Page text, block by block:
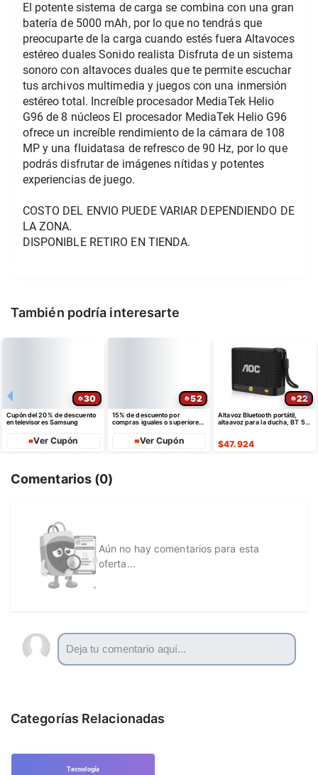
El potente sistema de carga se combina con una gran
batería de 5000 mAh, por lo que no tendrás que
preocuparte de la carga cuando estés fuera Altavoces
estéreo duales Sonido realista Disfruta de un sistema
sonoro con altavoces duales que te permite escuchar
tus archivos multimedia y juegos con una inmersión
estéreo total. Increíble procesador MediaTek Helio
G96 de 8 núcleos El procesador MediaTek Helio G96
ofrece un increíble rendimiento de la cámara de 108
MP y una fluidatasa de refresco de 90 Hz, por lo que
podrás disfrutar de imágenes nítidas y potentes
experiencias de juego.
COSTO DEL ENVIO PUEDE VARIAR DEPENDIENDO DE
LA ZONA.
DISPONIBLE RETIRO EN TIENDA.
También podría interesarte
30
Cupón del 20% de descuento
en televisores Samsung
Ver Cupón
52
15% de descuento por
compras iguales o superiores
de dto
Ver Cupón
22
Altavoz Bluetooth portátil,
altaavoz para la ducha, BT 5.4
$47.924
Comentarios (0)
Aún no hay comentarios para esta
oferta...
Categorías Relacionadas
Tecnología